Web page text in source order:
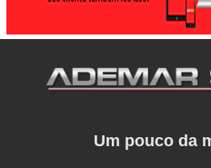
Um pouco da